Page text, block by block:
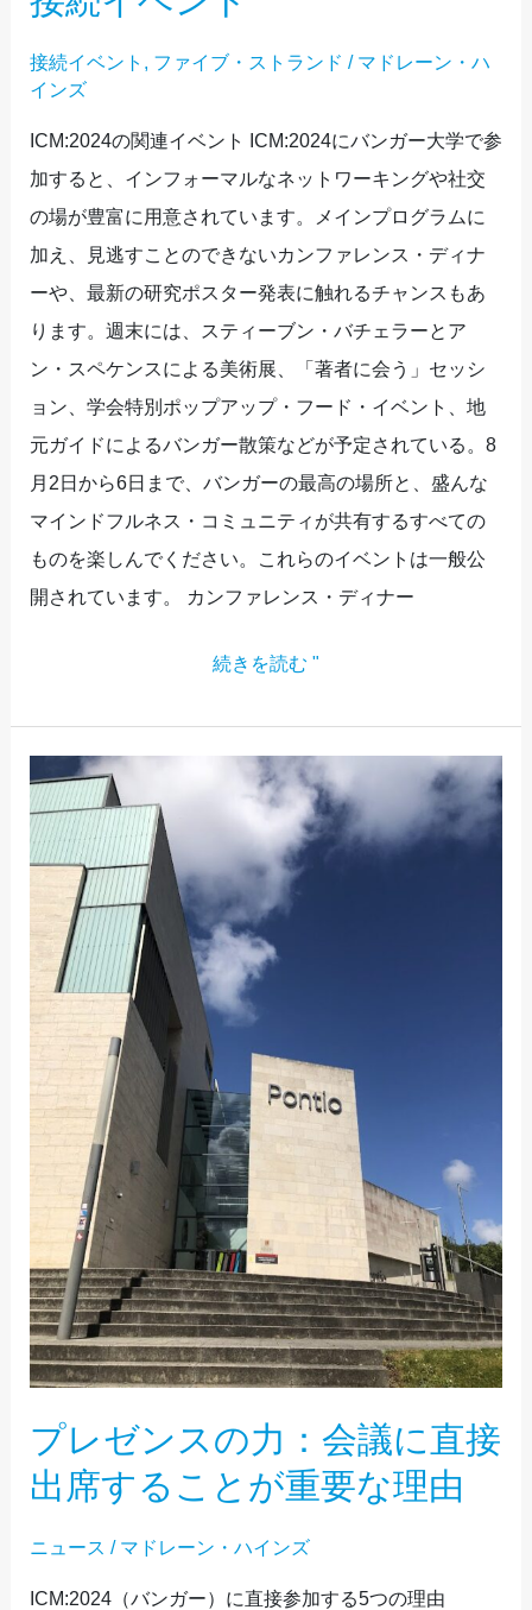
接続イベント , ファイブ・ストランド / マドレーン・ハ
インズ
ICM:2024の関連イベント ICM:2024にバンガー大学で参
加すると、インフォーマルなネットワーキングや社交
の場が豊富に用意されています。メインプログラムに
加え、見逃すことのできないカンファレンス・ディナ
ーや、最新の研究ポスター発表に触れるチャンスもあ
ります。週末には、スティーブン・バチェラーとア
ン・スペケンスによる美術展、「著者に会う」セッシ
ョン、学会特別ポップアップ・フード・イベント、地
元ガイドによるバンガー散策などが予定されている。8
月2日から6日まで、バンガーの最高の場所と、盛んな
マインドフルネス・コミュニティが共有するすべての
ものを楽しんでください。これらのイベントは一般公
開されています。 カンファレンス・ディナー
続きを読む "
プレゼンスの力：会議に直接
出席することが重要な理由
ニュース / マドレーン・ハインズ
ICM:2024（バンガー）に直接参加する5つの理由
ス
力：
会
議
に
直
接
出
席
す
る
こ
が
重